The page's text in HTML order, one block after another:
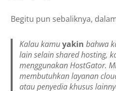
Begitu pun sebaliknya,
Kalau kamuyakin bahwa
lain selain shared hosting,
menggunakan HostGator.
membutuhkan layanan
atau penyedia khusus